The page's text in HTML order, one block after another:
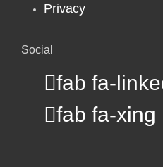
Privacy
Social
fab fa-
fab fa-xing